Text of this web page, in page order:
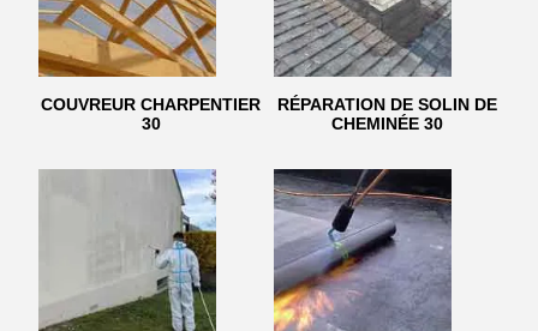
COUVREUR CHARPENTIER
30
RÉPARATION DE SOLIN DE
CHEMINÉE 30